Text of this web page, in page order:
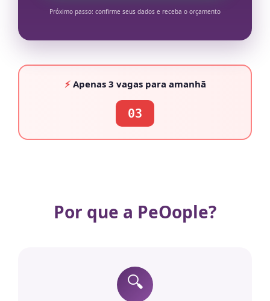
Próximo passo: confirme seus dados e receba o orçamento
⚡Apenas 3 vagaspara amanhã
03
Por que a PeOople?
🔍